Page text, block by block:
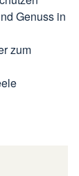
Genuss in
zum